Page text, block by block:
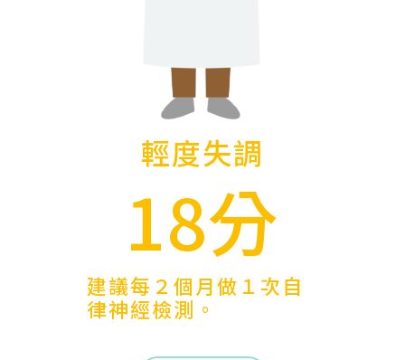
輕度失調
18分
建議每２個月做１次自
律神經檢測。